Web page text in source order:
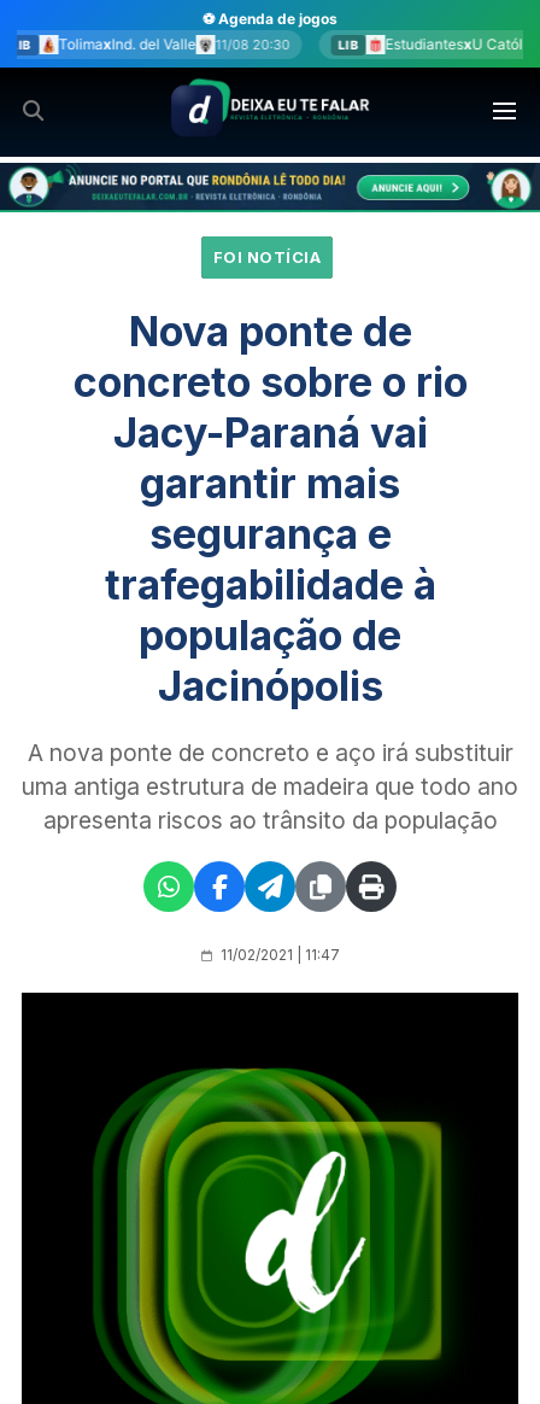
para
o
conteúdo
⚽ Agenda de jogos
11/08 20:30 LIB Estudiantesx U Católica 11/08 20:30 SUL
FOI NOTÍCIA
Nova ponte de
concreto sobre o rio
Jacy-Paraná vai
garantir mais
segurança e
trafegabilidade à
população de
Jacinópolis
A nova ponte de concreto e aço irá substituir
uma antiga estrutura de madeira que todo ano
apresenta riscos ao trânsito da população
11/02/2021 | 11:47